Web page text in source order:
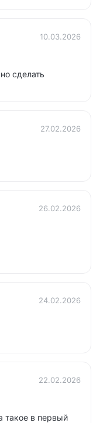
10.03.2026
сделать
27.02.2026
26.02.2026
24.02.2026
22.02.2026
такое в первый